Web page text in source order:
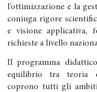
l’ottimizzazione e la
coniuga rigore
e visione applicativa,
richieste a livello
Il programma
equilibrio tra teoria
coprono tutti gli ambiti